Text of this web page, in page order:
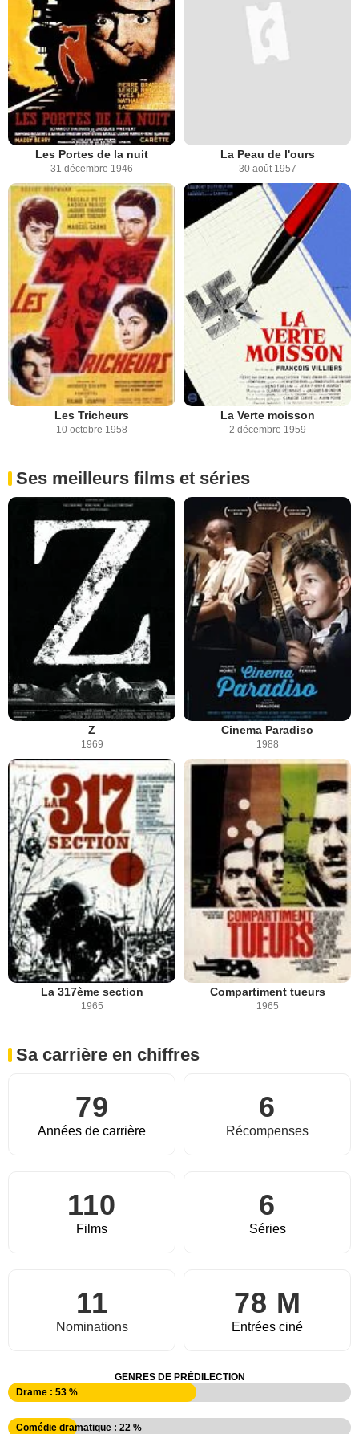
Les Portes de la nuit
31 décembre 1946
La Peau de l'ours
30 août 1957
Les Tricheurs
10 octobre 1958
La Verte moisson
2 décembre 1959
Ses meilleurs films et séries
Z
1969
Cinema Paradiso
1988
La 317ème section
1965
Compartiment tueurs
1965
Sa carrière en chiffres
79
Années de carrière
6
Récompenses
110
Films
6
Séries
11
Nominations
78 M
Entrées ciné
GENRES DE PRÉDILECTION
Drame : 53 %
Comédie dramatique : 22 %